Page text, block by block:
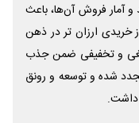
و آمار فروش آن‌ها، باعث
ارزان تر در ذهن
و تخفیفی ضمن جذب
شده و توسعه و رونق
داشت.